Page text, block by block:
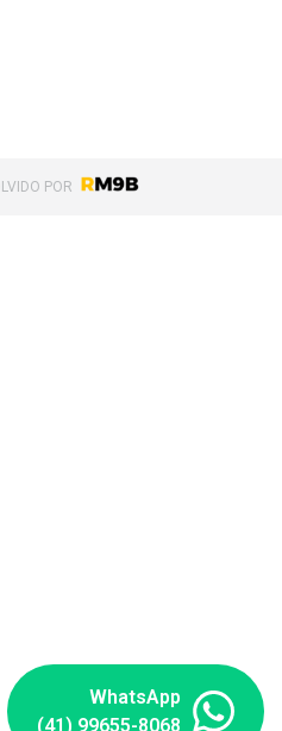
POR
WhatsApp
(41) 99655-8068